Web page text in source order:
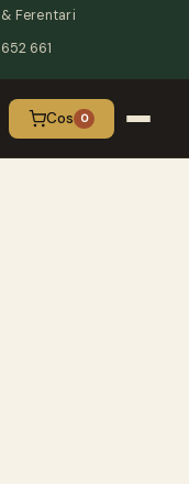
Ferentari
661
Cos 0